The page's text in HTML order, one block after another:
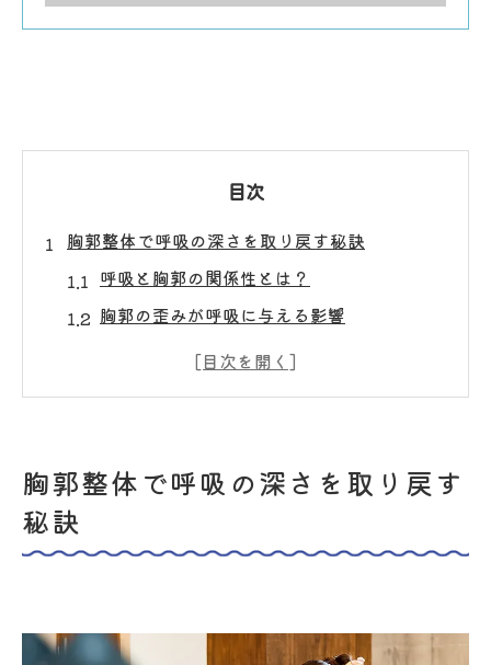
目次
胸郭整体で呼吸の深さを取り戻す秘訣
呼吸と胸郭の関係性とは？
胸郭の歪みが呼吸に与える影響
正しい胸郭の位置を意識する方法
なぜ胸郭整体が姿勢改善に効果的なのか
胸郭整体を用いた正しい姿勢の取り戻し方
胸郭整体で呼吸の深さを取り戻す
秘訣